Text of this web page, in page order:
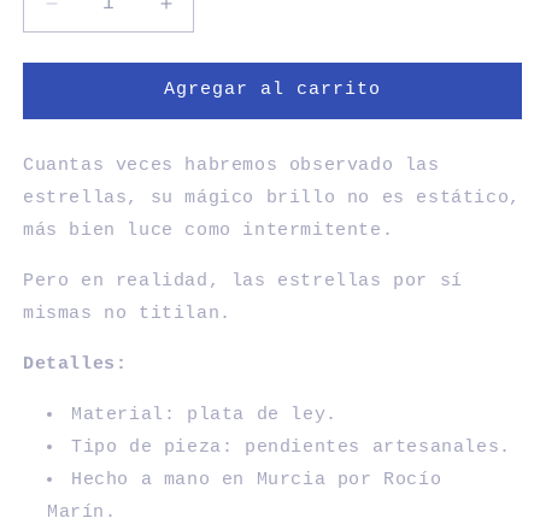
Reducir
cantidad
para
PENDIENTES
BRILLO
Aumentar
cantidad
para
PENDIENTES
BRILLO
Agregar al carrito
Cuantas veces habremos observado las
estrellas, su mágico brillo no es estático,
más bien luce como intermitente.
Pero en realidad, las estrellas por sí
mismas no titilan.
Detalles:
Material: plata de ley.
Tipo de pieza: pendientes artesanales.
Hecho a mano en Murcia por Rocío
Marín.